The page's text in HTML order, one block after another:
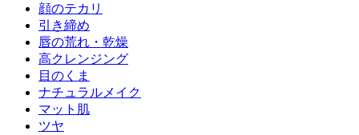
顔のテカリ
引き締め
唇の荒れ・乾燥
高クレンジング
目のくま
ナチュラルメイク
マット肌
ツヤ